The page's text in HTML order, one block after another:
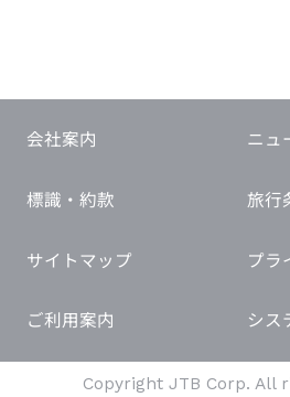
会社案内 ニュ
標識・約款 旅行
サイトマップ プラ
ご利用案内 シス
Copyright JTB Corp. All